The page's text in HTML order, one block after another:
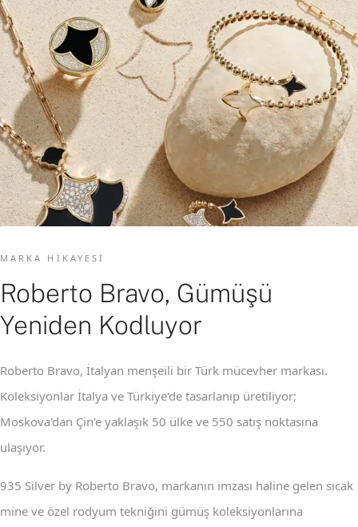
MARKA HIKAYESI
Roberto Bravo, Gümüşü
Yeniden Kodluyor
Roberto Bravo, İtalyan menşeili bir Türk mücevher markası.
Koleksiyonlar İtalya ve Türkiye'de tasarlanıp üretiliyor;
Moskova'dan Çin'e yaklaşık 50 ülke ve 550 satış noktasına
ulaşıyor.
935 Silver by Roberto Bravo, markanın imzası haline gelen sıcak
mine ve özel rodyum tekniğini gümüş koleksiyonlarına